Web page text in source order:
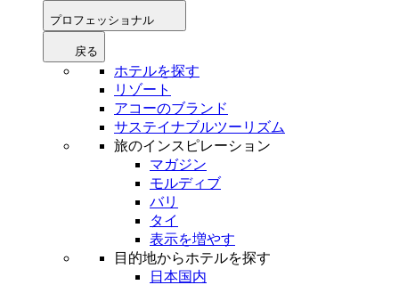
プロフェッショナル
戻る
ホテルを探す
リゾート
アコーのブランド
サステイナブルツーリズム
旅のインスピレーション
マガジン
モルディブ
バリ
タイ
表示を増やす
目的地からホテルを探す
日本国内